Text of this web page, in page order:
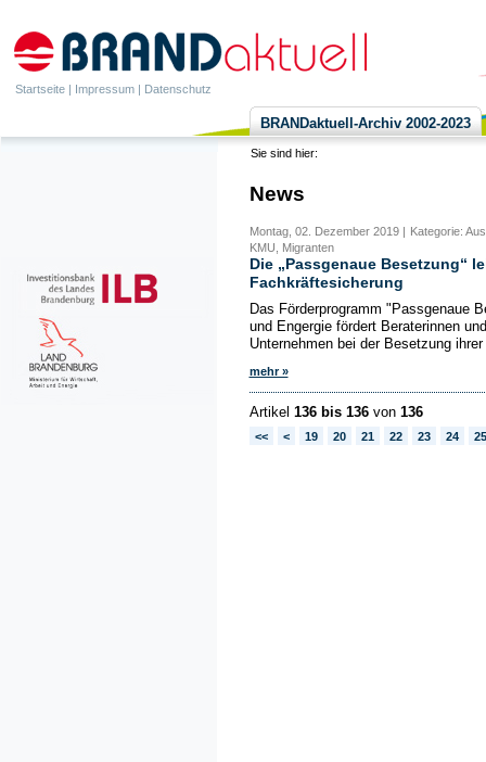
Startseite | Impressum | Datenschutz
BRANDaktuell-Archiv 2002-2023
Sie sind hier:
News
Montag, 02. Dezember 2019 |
Kategorie:
KMU, Migranten
Die „Passgenaue Besetzung“
Fachkräftesicherung
Das Förderprogramm "Passgenaue
und Engergie fördert Beraterinnen
Unternehmen bei der Besetzung
mehr »
Artikel 136 bis 136von 136
<< < 19 20 21 22 23 24 25